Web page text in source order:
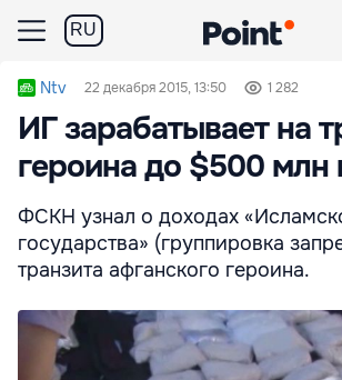
RU
Ntv 22 декабря 2015, 13:50 1 282
ИГ зарабатывает на
героина до $500 млн
ФСКН узнал о доходах
государства» (группировка
транзита афганского героина.